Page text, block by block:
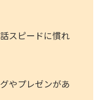
スピードに慣れ
やプレゼンがあ